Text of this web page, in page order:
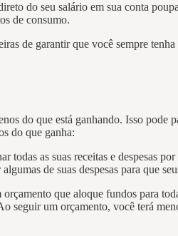
do seu salário em sua conta
de consumo.
de garantir que você sempre
do que está ganhando. Isso pode
do que ganha:
todas as suas receitas e despesas
de suas despesas para que
que aloque fundos para
seguir um orçamento, você terá